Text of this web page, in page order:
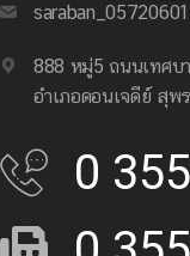
888 หมู่5 ถนนเทศบ
อำเภอดอนเจดีย์ สุพ
0